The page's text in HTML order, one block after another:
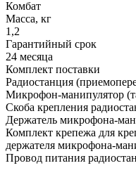
Комбат
Масса, кг
1,2
Гарантийный срок
24 месяца
Комплект поставки
Радиостанция
Микрофон-манипулятор
Скоба крепления
Держатель микрофона-
Комплект крепежа для
держателя микрофона-
Провод питания